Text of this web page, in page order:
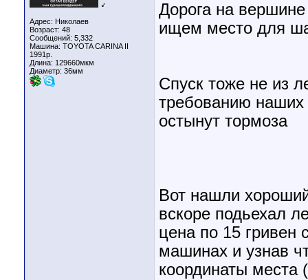
♂
Адрес: Николаев
Возраст: 48
Сообщений: 5,332
Машина: TOYOTA CARINA II
1991р.
Длина: 129660мкм
Диаметр: 36мм
Дорога на
ищем место для
Спуск тоже не из
требованию наших
остынут тормоза
Вот нашли
вскоре подьехал
цена по 15 гривен
машинах и узнав
координаты места